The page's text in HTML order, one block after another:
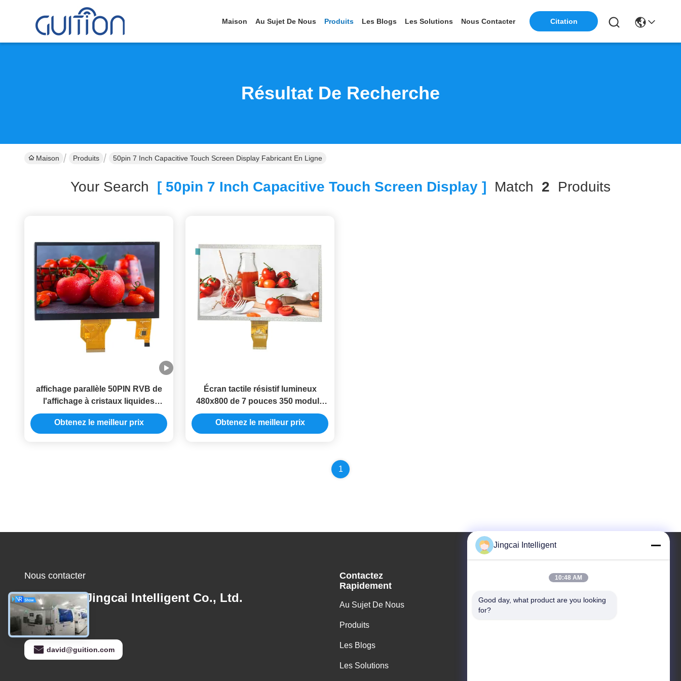
Maison Au Sujet De Nous Produits Les Blogs Les Solutions Nous Contacter Citation
Résultat De Recherche
Maison Produits 50pin 7 Inch Capacitive Touch Screen Display Fabricant En Ligne
Your Search [ 50pin 7 Inch Capacitive Touch Screen Display ] Match 2 Produits
affichage parallèle 50PIN RVB de
l'affichage à cristaux liquides
800x480 affichage d'écran tactile
capacitif de 7 pouces
Obtenez le meilleur prix
Écran tactile résistif lumineux
480x800 de 7 pouces 350 module
50PIN RVB d'affichage de Tft de 7
pouces
Obtenez le meilleur prix
1
Nous contacter
Shenzhen Jingcai Intelligent Co., Ltd.
E-mail
david@guition.com
Contactez
Rapidement
Au Sujet De Nous
Produits
Les Blogs
Les Solutions
Rue de Dalang, secteur de Longhua, ville de
Jingcai Intelligent
10:48 AM
Good day, what product are you looking
for?